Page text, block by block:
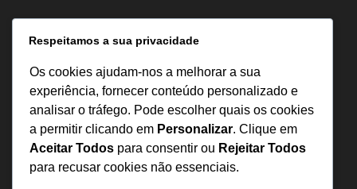
Informação
Sobre Nós
Estatuto Editorial
Inquérito
Denuncia
Política de Privacidade
Respeitamos a sua privacidade
Os cookies ajudam-nos a melhorar a sua
experiência, fornecer conteúdo personalizado e
analisar o tráfego. Pode escolher quais os cookies
a permitir clicando em Personalizar. Clique em
Aceitar Todos para consentir ou Rejeitar Todos
para recusar cookies não essenciais.